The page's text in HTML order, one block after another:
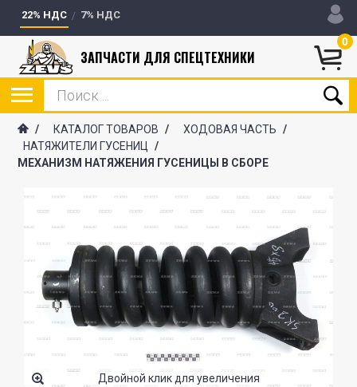
22% НДС 7% НДС
0
ЗАПЧАСТИ ДЛЯ СПЕЦТЕХНИКИ
/ КАТАЛОГ ТОВАРОВ / ХОДОВАЯ ЧАСТЬ /
НАТЯЖИТЕЛИ ГУСЕНИЦ /
МЕХАНИЗМ НАТЯЖЕНИЯ ГУСЕНИЦЫ В СБОРЕ
Двойной клик для увеличения